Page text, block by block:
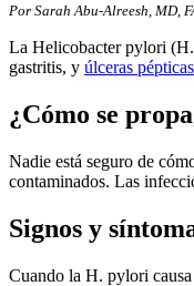
Por Sarah Abu-Alreesh, MD,
La Helicobacter pylori (H.
gastritis, y úlceras pépticas
¿Cómo se
Nadie está seguro de
contaminados. Las
Signos y
Cuando la H. pylori